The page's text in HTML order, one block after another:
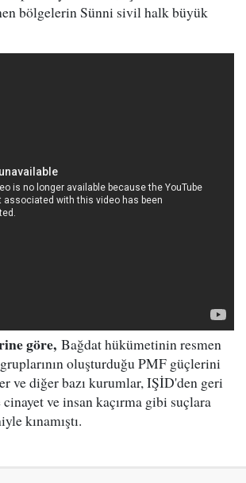
bölgelerin Sünni sivil halk büyük
göre, Bağdat hükümetinin resmen
oluşturduğu PMF güçlerini
ve diğer bazı kurumlar, IŞİD'den geri
ve insan kaçırma gibi suçlara
kınamıştı.